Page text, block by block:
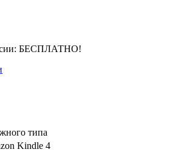
БЕСПЛАТНО!
типа
Kindle 4